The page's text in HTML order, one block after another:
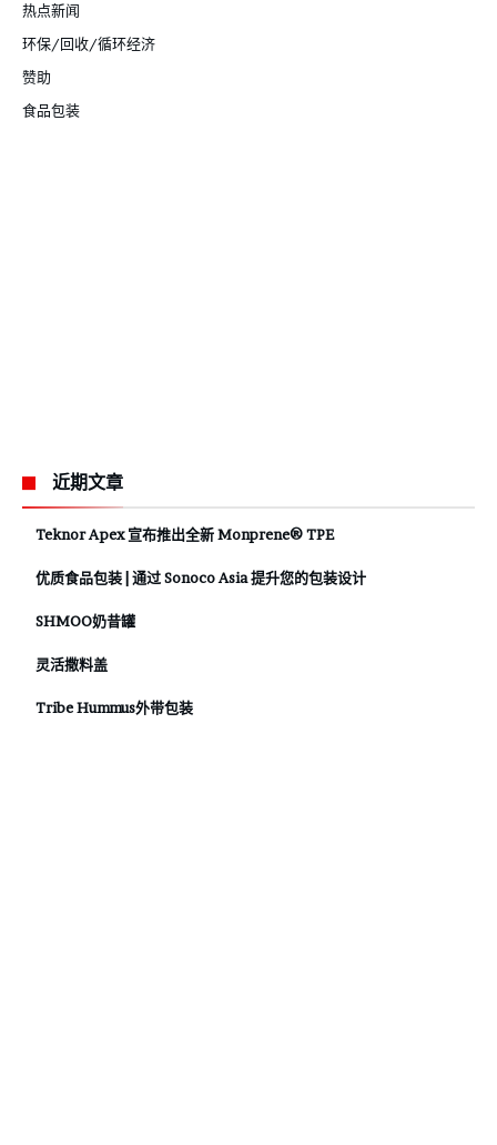
热点新闻
环保/回收/循环经济
赞助
食品包装
近期文章
Teknor Apex 宣布推出全新 Monprene® TPE
优质食品包装 | 通过 Sonoco Asia 提升您的包装设计
SHMOO奶昔罐
灵活撒料盖
Tribe Hummus外带包装